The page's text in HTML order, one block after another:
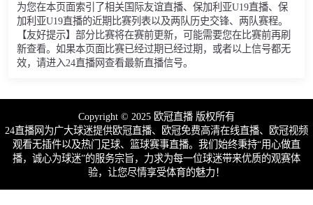
为您在本页面索引了相关国际友谊直播、保加利亚U19直播、保
加利亚U19直播的近期比赛列表以及两队历史交锋、两队赛程。
【友好提示】部分比赛将在赛前更新，可能需要您在比赛前再刷
新查看。如果本页面比赛已经过期已经过期，或者以上信号都无
效，请进入24直播网查看最新直播信号。
Copyright © 2025 欧冠直播 版权所有
24直播网为广大球迷提供欧冠直播、欧冠免费高清在线直播、欧冠视频
观看无插件以及热门足球、篮球赛事直播。我们始终秉持“用心做直
播，诚心为球迷”的服务宗旨，力求为每一位球迷带来优质的观赛体
验，让您尽情享受体育的魅力！